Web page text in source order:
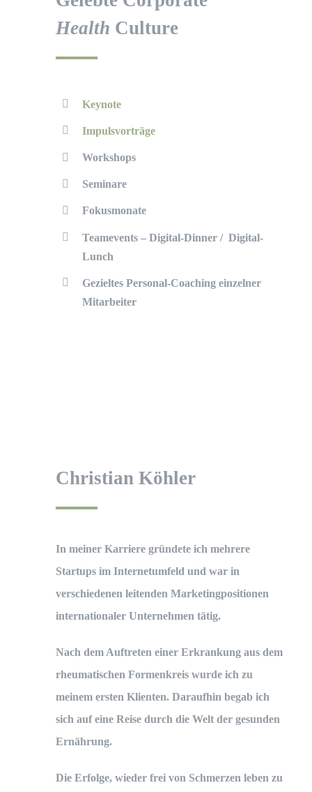
Health Culture
Keynote
Impulsvorträge
Workshops
Seminare
Fokusmonate
Teamevents – Digital-Dinner / Digital-
Lunch
Gezieltes Personal-Coaching einzelner
Mitarbeiter
Christian Köhler
In meiner Karriere gründete ich mehrere
Startups im Internetumfeld und war in
verschiedenen leitenden Marketingpositionen
internationaler Unternehmen tätig.
Nach dem Auftreten einer Erkrankung aus dem
rheumatischen Formenkreis wurde ich zu
meinem ersten Klienten. Daraufhin begab ich
sich auf eine Reise durch die Welt der gesunden
Ernährung.
Die Erfolge, wieder frei von Schmerzen leben zu